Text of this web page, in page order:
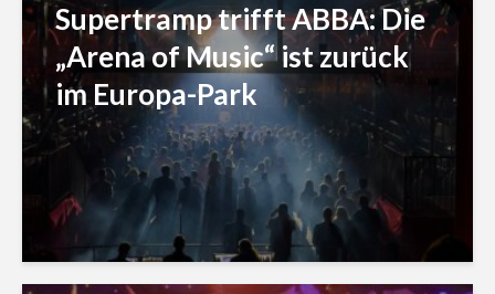
Supertramp trifft ABBA: Die
„Arena of Music“ ist zurück
im Europa-Park